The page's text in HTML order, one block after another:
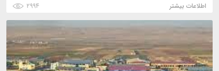
اطلاعات بیشتر
۲۹۹۴